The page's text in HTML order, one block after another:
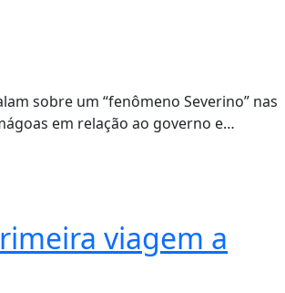
sobre um “fenômeno Severino” nas
em relação ao governo e…
viagem a